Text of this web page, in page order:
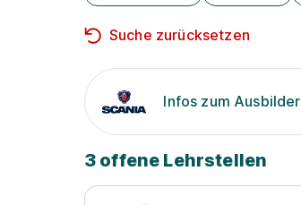
Suche zurücksetzen
Infos zum
3 offene Lehrstellen